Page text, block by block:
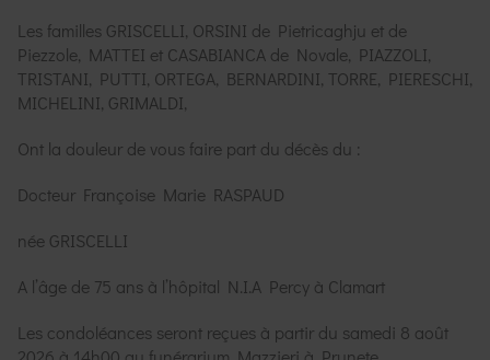
Les familles GRISCELLI, ORSINI de Pietricaghju et de
Piezzole, MATTEI et CASABIANCA de Novale, PIAZZOLI,
TRISTANI, PUTTI, ORTEGA, BERNARDINI, TORRE, PIERESCHI,
MICHELINI, GRIMALDI,
Ont la douleur de vous faire part du décès du :
Docteur Françoise Marie RASPAUD
née GRISCELLI
A l’âge de 75 ans à l’hôpital N.I.A Percy à Clamart
Les condoléances seront reçues à partir du samedi 8 août